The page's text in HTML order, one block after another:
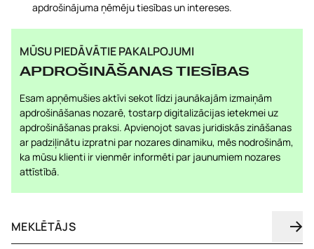
apdrošinājuma ņēmēju tiesības un intereses.
MŪSU PIEDĀVĀTIE PAKALPOJUMI
APDROŠINĀŠANAS TIESĪBAS
Esam apņēmušies aktīvi sekot līdzi jaunākajām izmaiņām
apdrošināšanas nozarē, tostarp digitalizācijas ietekmei uz
apdrošināšanas praksi. Apvienojot savas juridiskās zināšanas
ar padziļinātu izpratni par nozares dinamiku, mēs nodrošinām,
ka mūsu klienti ir vienmēr informēti par jaunumiem nozares
attīstībā.